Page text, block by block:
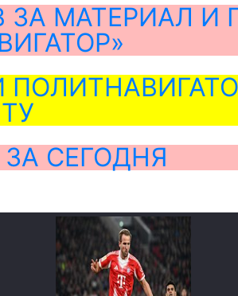
МАТЕРИАЛ И
СЕГОДНЯ